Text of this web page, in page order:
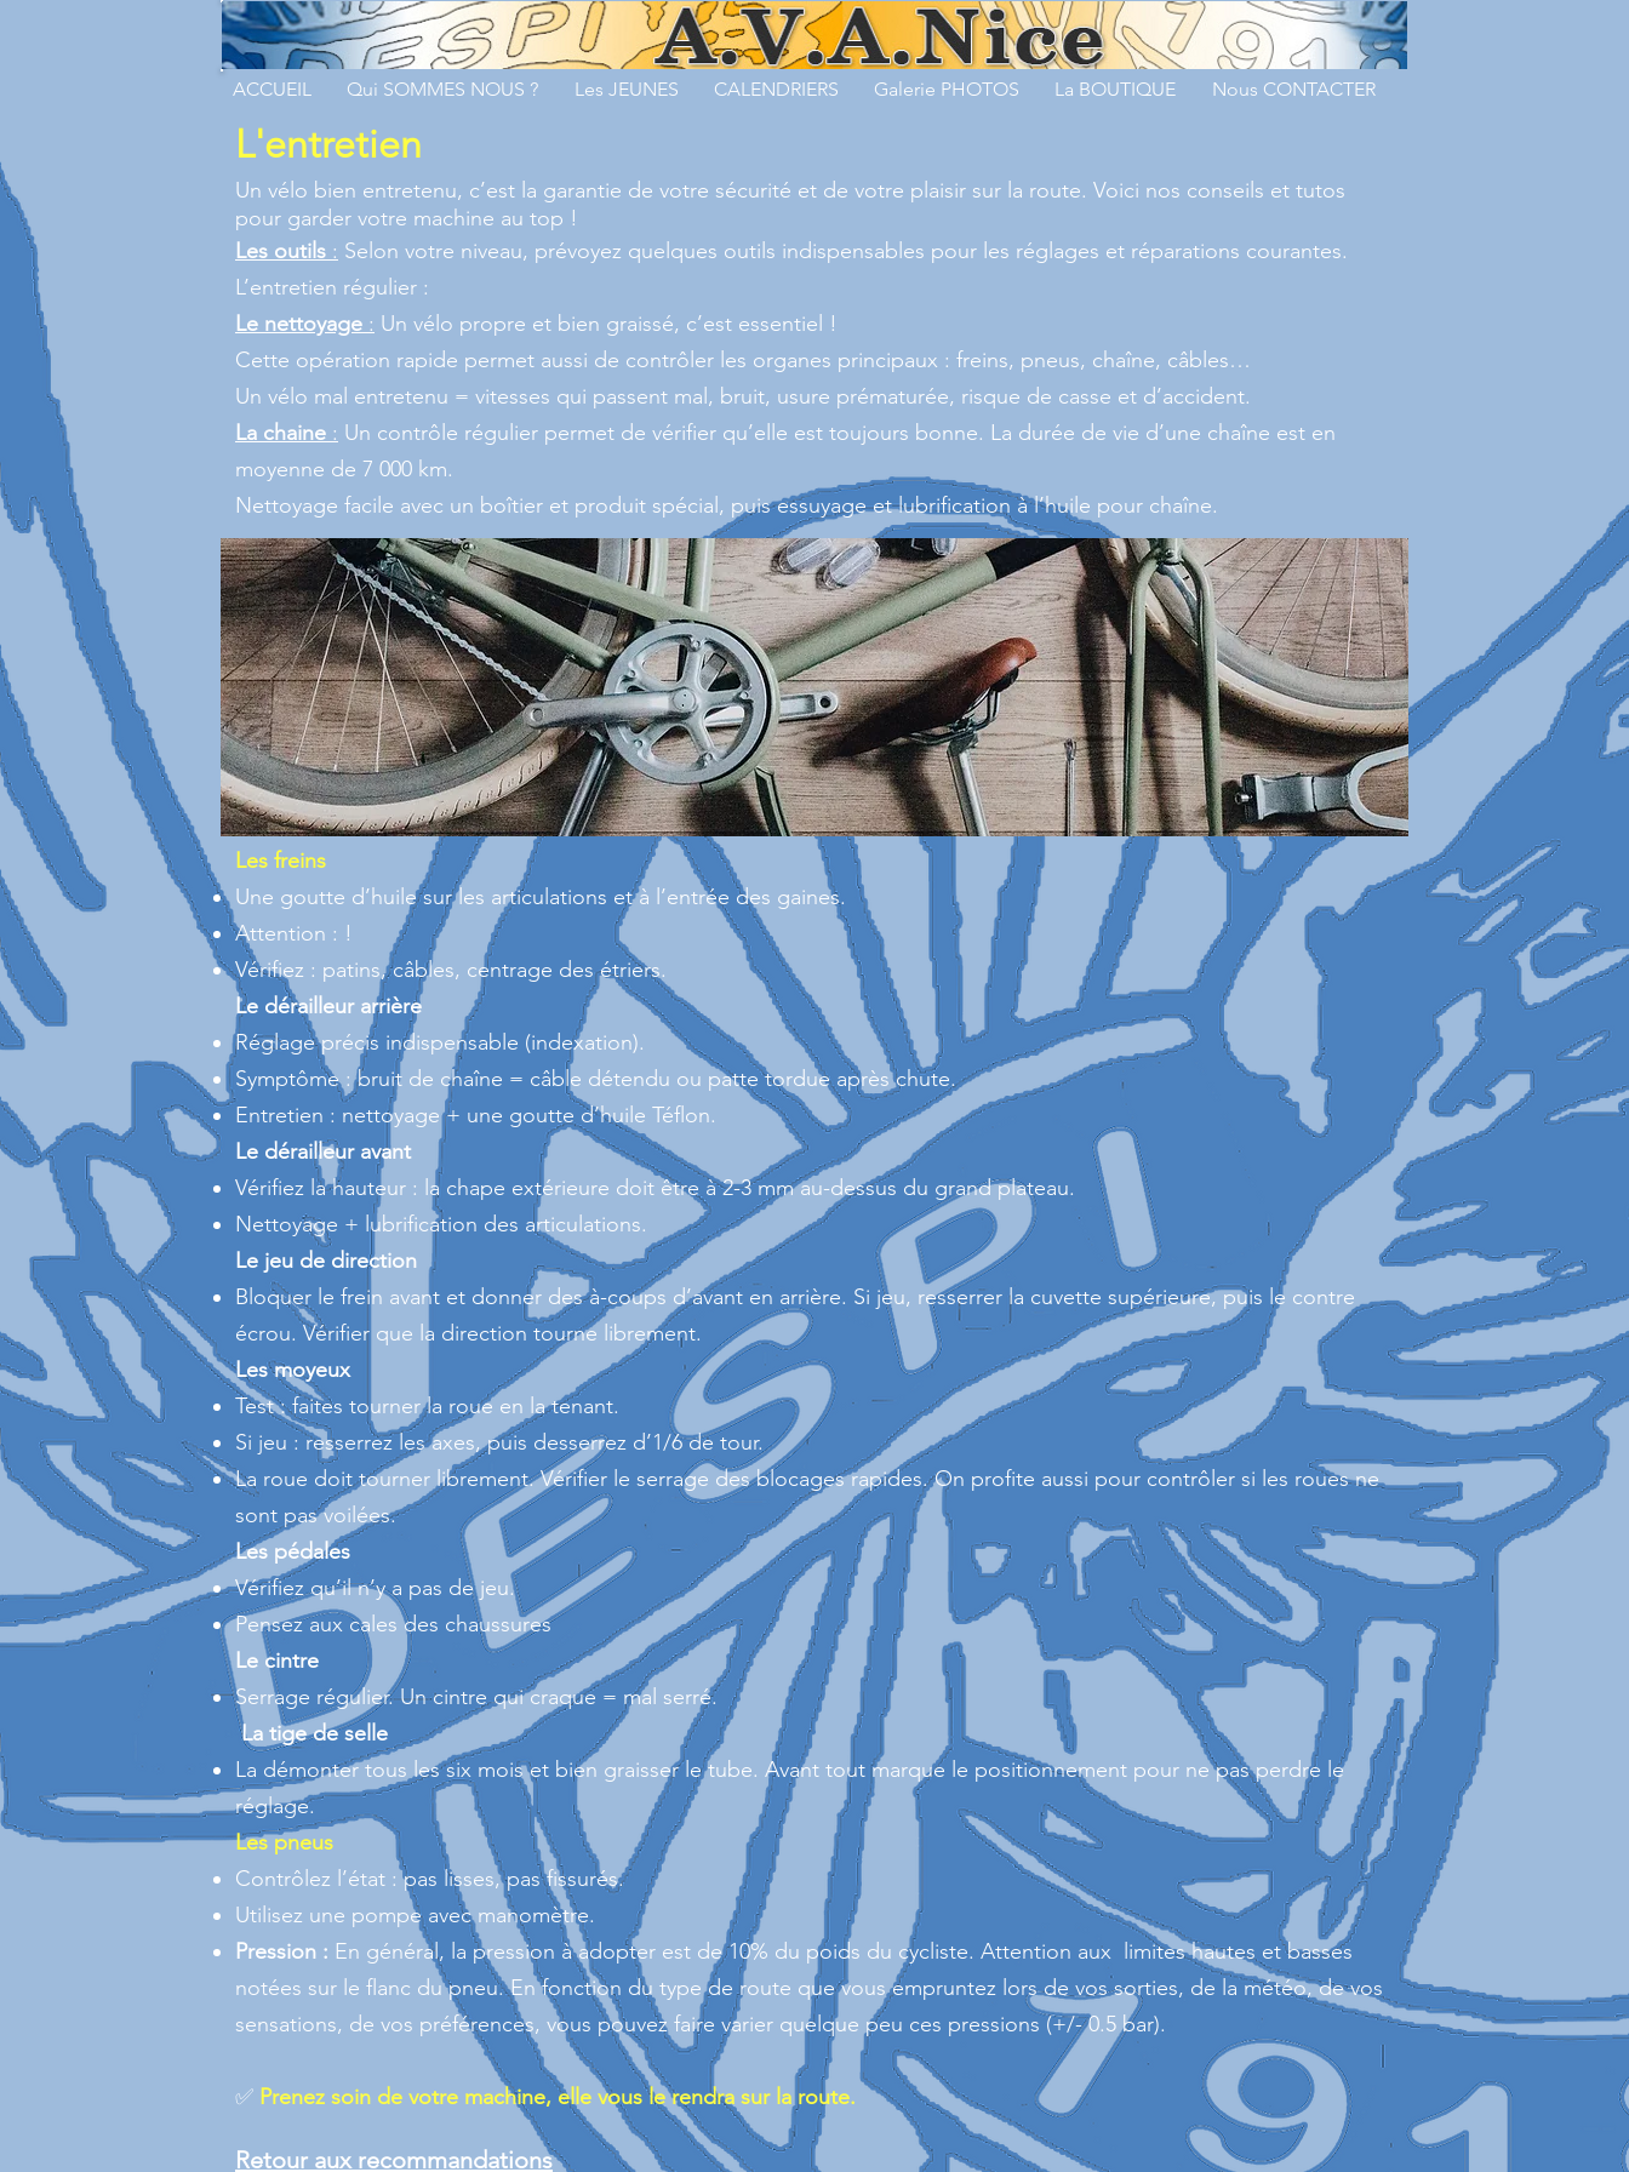
ACCUEIL Qui SOMMES NOUS ? Les JEUNES CALENDRIERS Galerie PHOTOS La BOUTIQUE Nous CONTACTER
L'entretien
Un vélo bien entretenu, c’est la garantie de votre sécurité et de votre plaisir sur la route. Voici nos conseils et tutos
pour garder votre machine au top !
Les outils : Selon votre niveau, prévoyez quelques outils indispensables pour les réglages et réparations courantes.
L’entretien régulier :
Le nettoyage : Un vélo propre et bien graissé, c’est essentiel !
Cette opération rapide permet aussi de contrôler les organes principaux : freins, pneus, chaîne, câbles…
Un vélo mal entretenu = vitesses qui passent mal, bruit, usure prématurée, risque de casse et d’accident.
La chaine : Un contrôle régulier permet de vérifier qu’elle est toujours bonne. La durée de vie d’une chaîne est en
moyenne de 7 000 km.
Nettoyage facile avec un boîtier et produit spécial, puis essuyage et lubrification à l’huile pour chaîne.
Les freins
Une goutte d’huile sur les articulations et à l’entrée des gaines.
Attention : !
Vérifiez : patins, câbles, centrage des étriers.
Le dérailleur arrière
Réglage précis indispensable (indexation).
Symptôme : bruit de chaîne = câble détendu ou patte tordue après chute.
Entretien : nettoyage + une goutte d’huile Téflon.
Le dérailleur avant
Vérifiez la hauteur : la chape extérieure doit être à 2-3 mm au-dessus du grand plateau.
Nettoyage + lubrification des articulations.
Le jeu de direction
Bloquer le frein avant et donner des à-coups d’avant en arrière. Si jeu, resserrer la cuvette supérieure, puis le contre
écrou. Vérifier que la direction tourne librement.
Les moyeux
Test : faites tourner la roue en la tenant.
Si jeu : resserrez les axes, puis desserrez d’1/6 de tour.
La roue doit tourner librement. Vérifier le serrage des blocages rapides. On profite aussi pour contrôler si les roues ne
sont pas voilées.
Les pédales
Vérifiez qu’il n’y a pas de jeu.
Pensez aux cales des chaussures
Le cintre
Serrage régulier. Un cintre qui craque = mal serré.
La tige de selle
La démonter tous les six mois et bien graisser le tube. Avant tout marque le positionnement pour ne pas perdre le
réglage.
Les pneus
Contrôlez l’état : pas lisses, pas fissurés.
Utilisez une pompe avec manomètre.
Pression : En général, la pression à adopter est de 10% du poids du cycliste. Attention aux limites hautes et basses
notées sur le flanc du pneu. En fonction du type de route que vous empruntez lors de vos sorties, de la météo, de vos
sensations, de vos préférences, vous pouvez faire varier quelque peu ces pressions (+/- 0.5 bar).
✅ Prenez soin de votre machine, elle vous le rendra sur la route.
Retour aux recommandations